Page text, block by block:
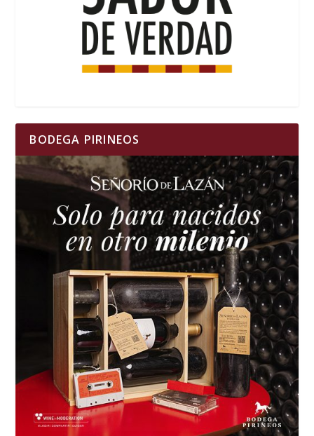
BODEGA PIRINEOS